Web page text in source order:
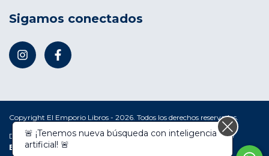
Sigamos conectados
Copyright El Emporio Libros - 2026. Todos los derechos reservados.
Defensa de las y los consumidores. Para reclamos ingresá acá. /
Botón de arrepentimiento
🚨 ¡Tenemos nueva búsqueda con inteligencia
artificial! 🚨